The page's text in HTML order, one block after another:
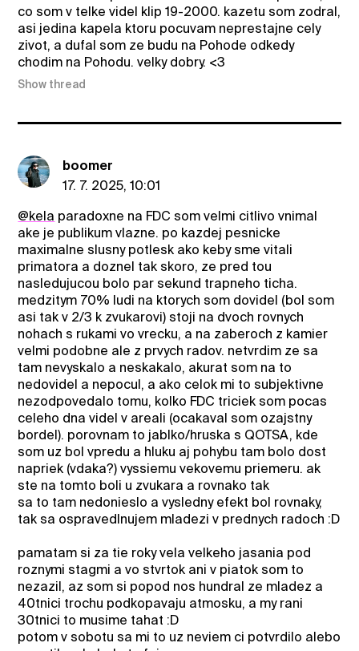
co som v telke videl klip 19-2000. kazetu som zodral,
asi jedina kapela ktoru pocuvam neprestajne cely
zivot, a dufal som ze budu na Pohode odkedy
chodim na Pohodu. velky dobry. <3
Show thread
boomer
17. 7. 2025, 10:01
@kela paradoxne na FDC som velmi citlivo vnimal
ake je publikum vlazne. po kazdej pesnicke
maximalne slusny potlesk ako keby sme vitali
primatora a doznel tak skoro, ze pred tou
nasledujucou bolo par sekund trapneho ticha.
medzitym 70% ludi na ktorych som dovidel (bol som
asi tak v 2/3 k zvukarovi) stoji na dvoch rovnych
nohach s rukami vo vrecku, a na zaberoch z kamier
velmi podobne ale z prvych radov. netvrdim ze sa
tam nevyskalo a neskakalo, akurat som na to
nedovidel a nepocul, a ako celok mi to subjektivne
nezodpovedalo tomu, kolko FDC triciek som pocas
celeho dna videl v areali (ocakaval som ozajstny
bordel). porovnam to jablko/hruska s QOTSA, kde
som uz bol vpredu a hluku aj pohybu tam bolo dost
napriek (vdaka?) vyssiemu vekovemu priemeru. ak
ste na tomto boli u zvukara a rovnako tak
sa to tam nedonieslo a vysledny efekt bol rovnaky,
tak sa ospravedlnujem mladezi v prednych radoch :D
pamatam si za tie roky vela velkeho jasania pod
roznymi stagmi a vo stvrtok ani v piatok som to
nezazil, az som si popod nos hundral ze mladez a
40tnici trochu podkopavaju atmosku, a my rani
30tnici to musime tahat :D
potom v sobotu sa mi to uz neviem ci potvrdilo alebo